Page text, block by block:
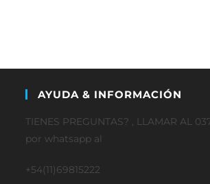
AYUDA & INFORMACIÓN
TIENES PREGUNTAS? , LLAMAR AL
por whatsapp al
+54(11)69815222